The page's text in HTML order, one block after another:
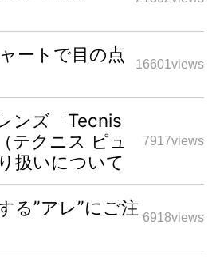
ートで目の点
16601views
ンズ「Tecnis
テクニス ピュ
扱いについて
7917views
る”アレ”にご注 6918views